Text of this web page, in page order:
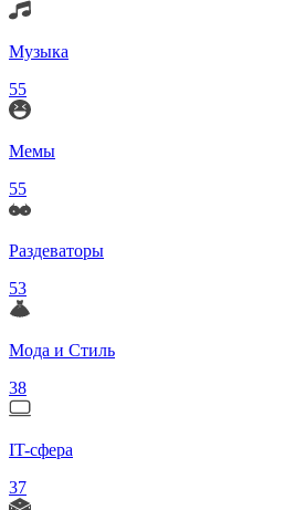
Музыка
55
Мемы
55
Раздеваторы
53
Мода и Стиль
38
IT-сфера
37